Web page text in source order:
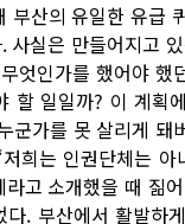
부산의 유일한 유급
사실은 만들어지고
엇인가를 했어야 했
할 일일까? 이 계획
군가를 못 살리게 돼
희는 인권단체는 아
고 소개했을 때 짊
다. 부산에서 활발하